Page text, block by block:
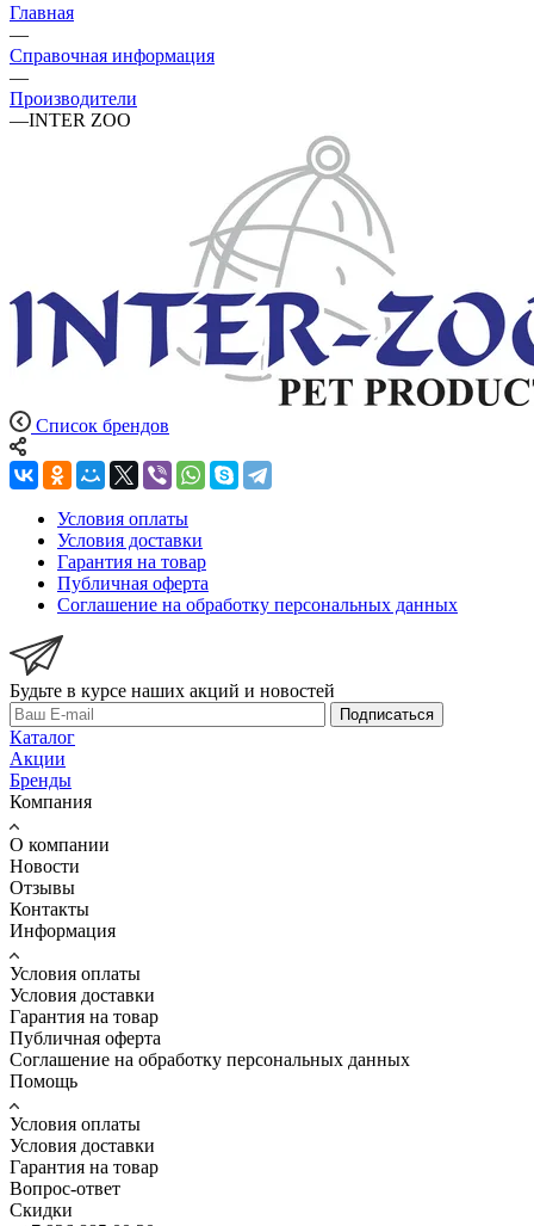
Главная
—
Справочная информация
—
Производители
—INTER ZOO
Список брендов
Условия оплаты
Условия доставки
Гарантия на товар
Публичная оферта
Соглашение на обработку персональных данных
Будьте в курсе наших акций и новостей
Подписаться
Каталог
Акции
Бренды
Компания
О компании
Новости
Отзывы
Контакты
Информация
Условия оплаты
Условия доставки
Гарантия на товар
Публичная оферта
Соглашение на обработку персональных данных
Помощь
Условия оплаты
Условия доставки
Гарантия на товар
Вопрос-ответ
Скидки